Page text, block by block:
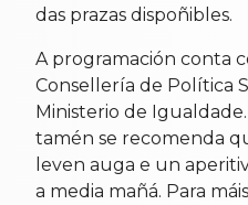
das prazas dispoñibles.
A programación conta
Consellería de Política
Ministerio de
tamén se recomenda
leven auga e un
a media mañá. Para